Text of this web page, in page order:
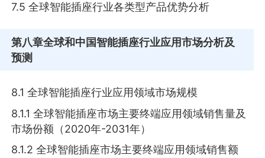
7.5 全球智能插座行业各类型产品优势分析
第八章全球和中国智能插座行业应用市场分析及
预测
8.1 全球智能插座行业应用领域市场规模
8.1.1 全球智能插座市场主要终端应用领域销售量及
市场份额（2020年-2031年）
8.1.2 全球智能插座市场主要终端应用领域销售额